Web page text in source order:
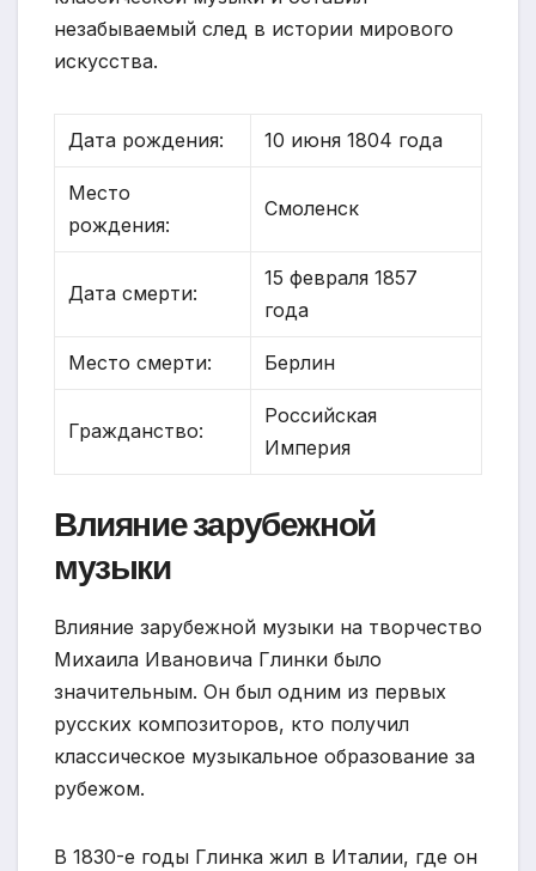
незабываемый след в истории мирового
искусства.
Дата рождения: 10 июня 1804 года
Место
рождения:
Смоленск
Дата смерти:
15 февраля 1857
года
Место смерти: Берлин
Гражданство:
Российская
Империя
Влияние зарубежной
музыки
Влияние зарубежной музыки на творчество
Михаила Ивановича Глинки было
значительным. Он был одним из первых
русских композиторов, кто получил
классическое музыкальное образование за
рубежом.
В 1830-е годы Глинка жил в Италии, где он